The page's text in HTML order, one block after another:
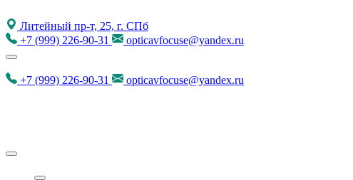
Литейный пр-т, 25, г. СПб
+7 (999) 226-90-31 opticavfocuse@yandex.ru
+7 (999) 226-90-31 opticavfocuse@yandex.ru